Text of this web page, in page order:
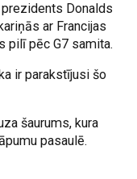
Donalds
ar Francijas
pilī pēc G7 samita.
ir parakstījusi šo
šaurums, kura
pasaulē.